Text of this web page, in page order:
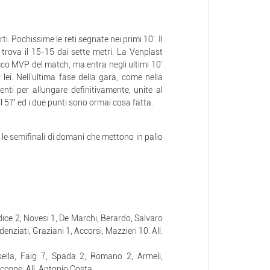
Pochissime le reti segnate nei primi 10'. Il
il 15-15 dai sette metri. La Venplast
MVP del match, ma entra negli ultimi 10'
Nell'ultima fase della gara, come nella
per allungare definitivamente, unite al
ed i due punti sono ormai cosa fatta.
semifinali di domani che mettono in palio
2, Novesi 1, De Marchi, Berardo, Salvaro
Graziani 1, Accorsi, Mazzieri 10. All.
Faig 7, Spada 2, Romano 2, Armeli,